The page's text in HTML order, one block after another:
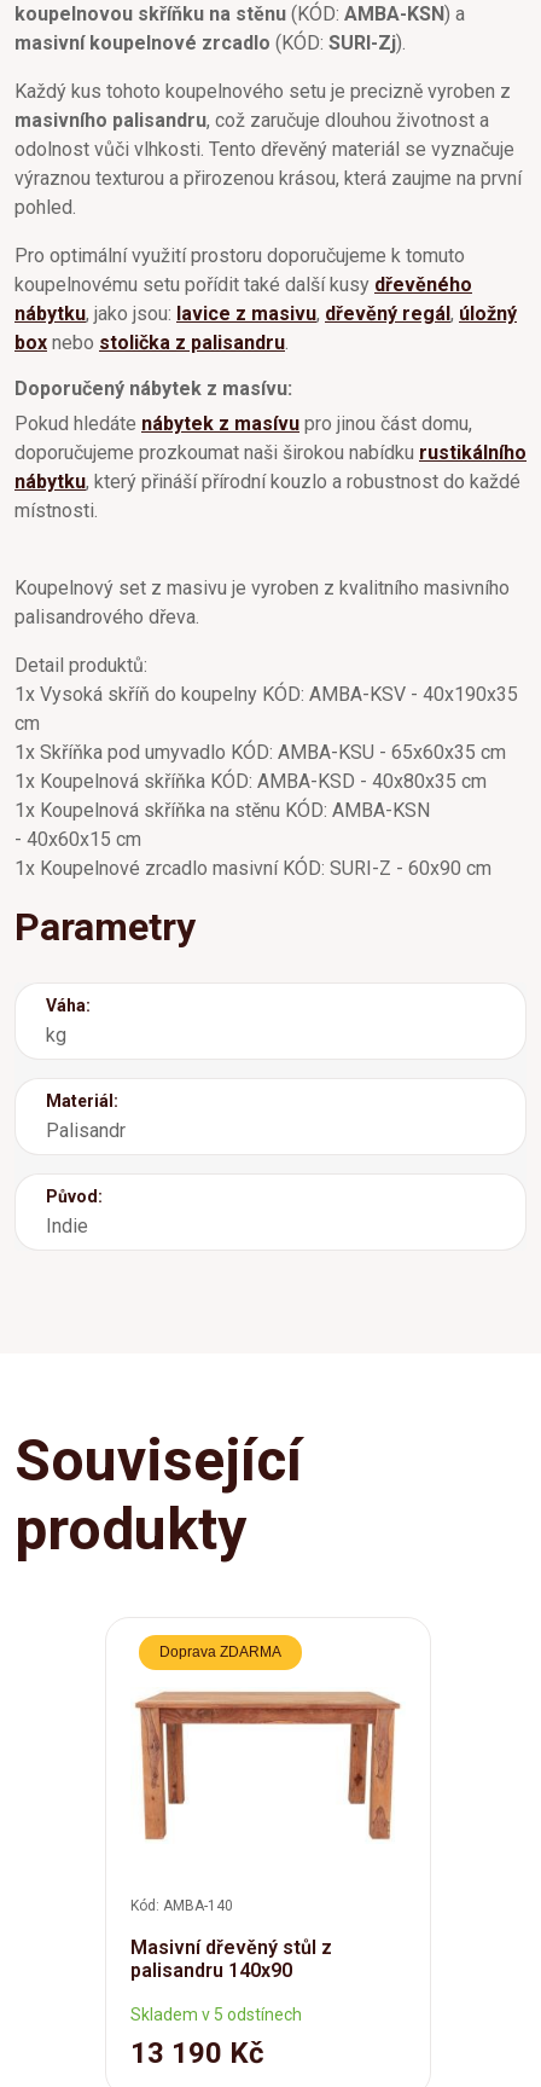
koupelnovou skříňku na stěnu (KÓD: AMBA-KSN) a
masivní koupelnové zrcadlo (KÓD: SURI-Zj).
Každý kus tohoto koupelnového setu je precizně vyroben z
masivního palisandru, což zaručuje dlouhou životnost a
odolnost vůči vlhkosti. Tento dřevěný materiál se vyznačuje
výraznou texturou a přirozenou krásou, která zaujme na první
pohled.
Pro optimální využití prostoru doporučujeme k tomuto
koupelnovému setu pořídit také další kusy dřevěného
nábytku, jako jsou: lavice z masivu, dřevěný regál, úložný
box nebo stolička z palisandru
Doporučený nábytek z masívu:
Pokud hledáte nábytek z masívu pro jinou část domu,
doporučujeme prozkoumat naši širokou nabídku rustikálního
nábytku, který přináší přírodní kouzlo a robustnost do každé
místnosti.
Koupelnový set z masivu je vyroben z kvalitního masivního
palisandrového dřeva.
Detail produktů:
1x Vysoká skříň do koupelny KÓD: AMBA-KSV - 40x190x35
cm
1x Skříňka pod umyvadlo KÓD: AMBA-KSU - 65x60x35 cm
1x Koupelnová skříňka KÓD: AMBA-KSD - 40x80x35 cm
1x Koupelnová skříňka na stěnu KÓD: AMBA-KSN
- 40x60x15 cm
1x Koupelnové zrcadlo masivní KÓD: SURI-Z - 60x90 cm
Parametry
Váha:
kg
Materiál:
Palisandr
Původ:
Indie
Související
produkty
Doprava ZDARMA
Kód: AMBA-140
Masivní dřevěný stůl z
palisandru 140x90
Skladem v 5 odstínech
13 190 Kč